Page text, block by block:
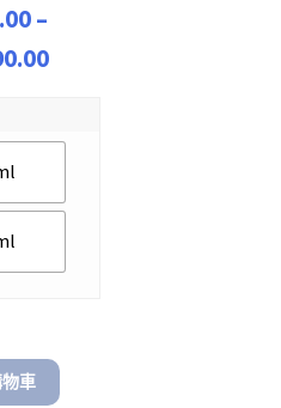
–
Price
$ 990.00
$ 1,190.00
車